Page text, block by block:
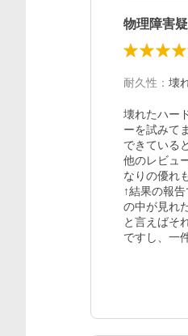
物理障害
耐久性 ： 壊
壊れたハー
ーを試みて
できている
他のレビュ
なりの優れ
↑結果の報
の中が見れ
と言えばそ
ですし、一